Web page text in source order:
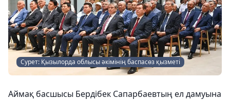
Сурет: Қызылорда облысы әкімінің баспасөз қызметі
Аймақ басшысы Бердібек Сапарбаевтың ел дамуына